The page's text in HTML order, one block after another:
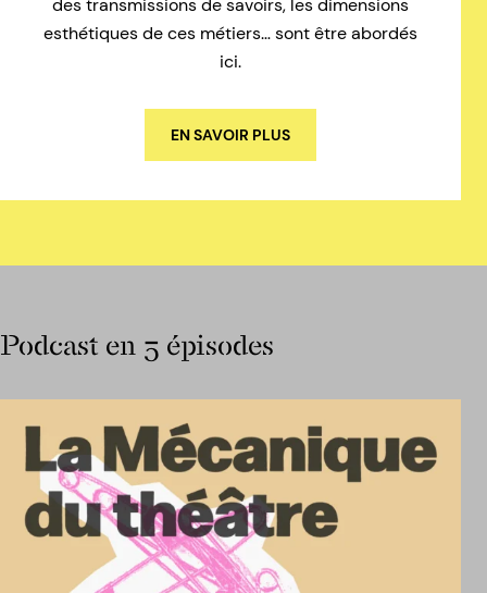
des transmissions de savoirs, les dimensions
esthétiques de ces métiers… sont être abordés
ici.
EN SAVOIR PLUS
Podcast en 5 épisodes